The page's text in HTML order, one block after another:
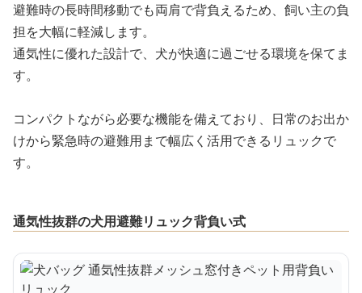
避難時の長時間移動でも両肩で背負えるため、飼い主の負
担を大幅に軽減します。
通気性に優れた設計で、犬が快適に過ごせる環境を保てま
す。
コンパクトながら必要な機能を備えており、日常のお出か
けから緊急時の避難用まで幅広く活用できるリュックで
す。
通気性抜群の犬用避難リュック背負い式